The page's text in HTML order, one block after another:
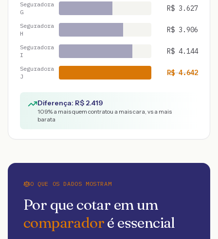
Seguradora
G
R$ 3.627
Seguradora
H
R$ 3.906
Seguradora
I
R$ 4.144
Seguradora
J
R$4.642
Diferença: R$ 2.419
109% a mais quem contratou a mais cara, vs a mais
barata
O QUE OS DADOS MOSTRAM
Por que cotar em um
comparadoré essencial